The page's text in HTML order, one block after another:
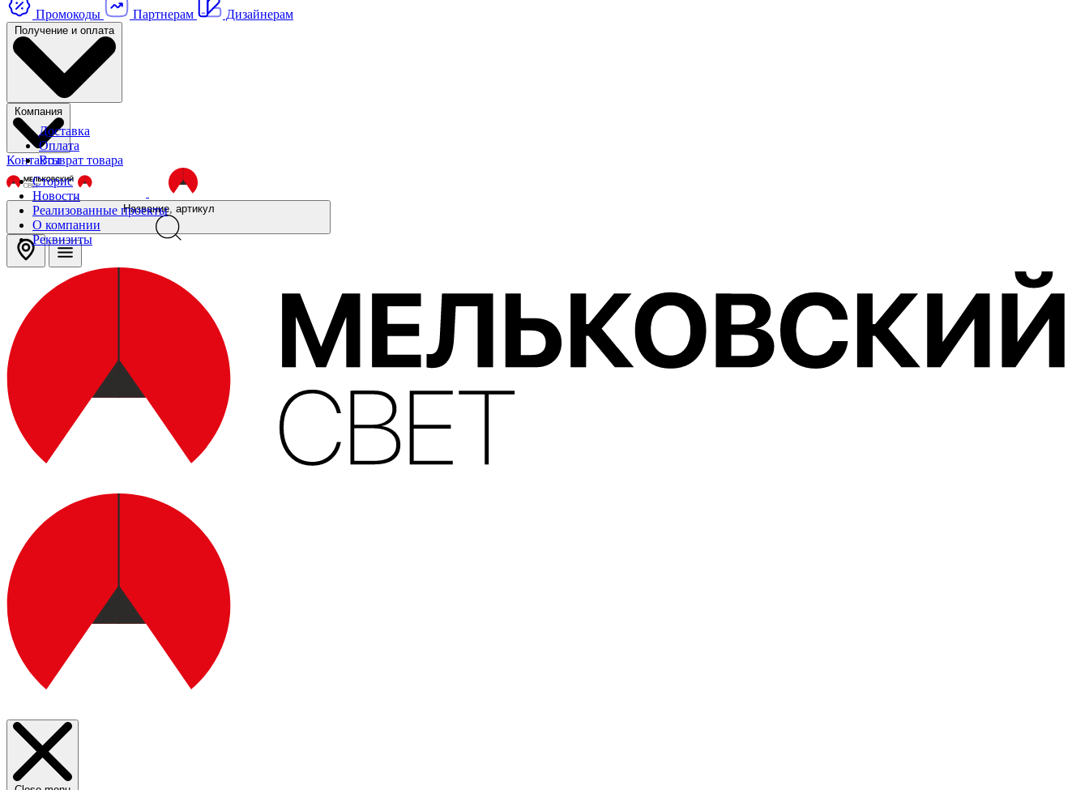
Промокоды Партнерам Дизайнерам
Получение и оплата
Доставка
Оплата
Возврат товара
Компания
Сторис
Новости
Реализованные проекты
О компании
Реквизиты
Контакты
Название, артикул